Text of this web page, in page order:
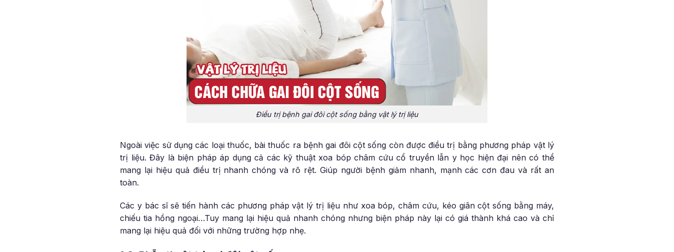
Điều trị bệnh gai đôi cột sống bằng vật lý trị liệu
Ngoài việc sử dụng các loại thuốc, bài thuốc ra bệnh gai đôi cột sống còn được điều trị bằng phương pháp vật lý
trị liệu. Đây là biện pháp áp dụng cả các kỹ thuật xoa bóp châm cứu cổ truyền lẫn y học hiện đại nên có thể
mang lại hiệu quả điều trị nhanh chóng và rõ rệt. Giúp người bệnh giảm nhanh, mạnh các cơn đau và rất an
toàn.
Các y bác sĩ sẽ tiến hành các phương pháp vật lý trị liệu như xoa bóp, châm cứu, kéo giãn cột sống bằng máy,
chiếu tia hồng ngoại…Tuy mang lại hiệu quả nhanh chóng nhưng biện pháp này lại có giá thành khá cao và chỉ
mang lại hiệu quả đối với những trường hợp nhẹ.